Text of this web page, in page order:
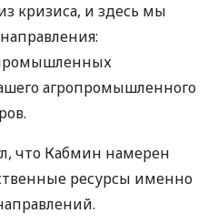
кризиса, и здесь мы
промышленных
агропромышленного
что Кабмин намерен
ресурсы именно